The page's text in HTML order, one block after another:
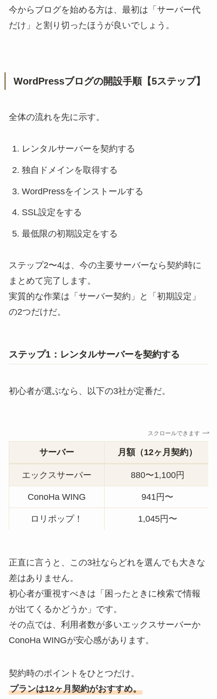
今からブログを始める方は、最初は「サーバー代
だけ」と割り切ったほうが良いでしょう。
WordPressブログの開設手順【5ステップ】
全体の流れを先に示す。
レンタルサーバーを契約する
独自ドメインを取得する
WordPressをインストールする
SSL設定をする
最低限の初期設定をする
ステップ2〜4は、今の主要サーバーなら契約時に
まとめて完了します。
実質的な作業は「サーバー契約」と「初期設定」
の2つだけだ。
ステップ1：レンタルサーバーを契約する
初心者が選ぶなら、以下の3社が定番だ。
スクロールできます
サーバー 月額（12ヶ月契約）
エックスサーバー 880〜1,100円
ConoHa WING 941円〜
ロリポップ！ 1,045円〜
正直に言うと、この3社ならどれを選んでも大きな
差はありません。
初心者が重視すべきは「困ったときに検索で情報
が出てくるかどうか」です。
その点では、利用者数が多いエックスサーバーか
ConoHa WINGが安心感があります。
契約時のポイントをひとつだけ。
プランは12ヶ月契約がおすすめ。